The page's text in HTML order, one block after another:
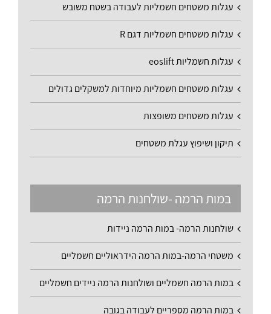
עגלות משטחים חשמליות לעבודה בשטח משובש
עגלות משטחים חשמליות דגם R
עגלות חשמליות eoslift
עגלות משטחים חשמליות מיוחדות למשקלים גדולים
עגלות משטחים משופצות
תיקון ושיפוץ עגלת משטחים
במות הרמה -שולחנות הרמה
שולחנות הרמה- במות הרמה ניידות
משטחי הרמה-במות הרמה הידראוליים חשמליים
במות הרמה חשמליים ושולחנות הרמה ניידים חשמליים
במות הרמה מספריים לעבודה בגובה